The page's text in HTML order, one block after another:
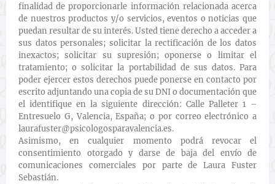
finalidad de proporcionarle información relacionada acerca
de nuestros productos y/o servicios, eventos o noticias que
puedan resultar de su interés. Usted tiene derecho a acceder a
sus datos personales; solicitar la rectificación de los datos
inexactos; solicitar su supresión; oponerse o limitar el
tratamiento; o solicitar la portabilidad de sus datos. Para
poder ejercer estos derechos puede ponerse en contacto por
escrito adjuntando una copia de su DNI o documentación que
el identifique en la siguiente dirección: Calle Palleter 1 –
Entresuelo G, Valencia, España; o por correo electrónico a
laurafuster@psicologosparavalencia.es.
Asimismo, en cualquier momento podrá revocar el
consentimiento otorgado y darse de baja del envío de
comunicaciones comerciales por parte de Laura Fuster
Sebastián.